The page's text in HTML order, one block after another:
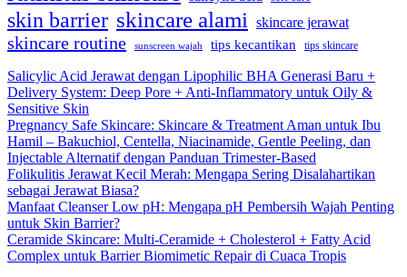
skin barrier skincare alami skincare jerawat
skincare routine sunscreen wajah tips kecantikan tips skincare
Salicylic Acid Jerawat dengan Lipophilic BHA Generasi Baru +
Delivery System: Deep Pore + Anti-Inflammatory untuk Oily &
Sensitive Skin
Pregnancy Safe Skincare: Skincare & Treatment Aman untuk Ibu
Hamil – Bakuchiol, Centella, Niacinamide, Gentle Peeling, dan
Injectable Alternatif dengan Panduan Trimester-Based
Folikulitis Jerawat Kecil Merah: Mengapa Sering Disalahartikan
sebagai Jerawat Biasa?
Manfaat Cleanser Low pH: Mengapa pH Pembersih Wajah Penting
untuk Skin Barrier?
Ceramide Skincare: Multi-Ceramide + Cholesterol + Fatty Acid
Complex untuk Barrier Biomimetic Repair di Cuaca Tropis